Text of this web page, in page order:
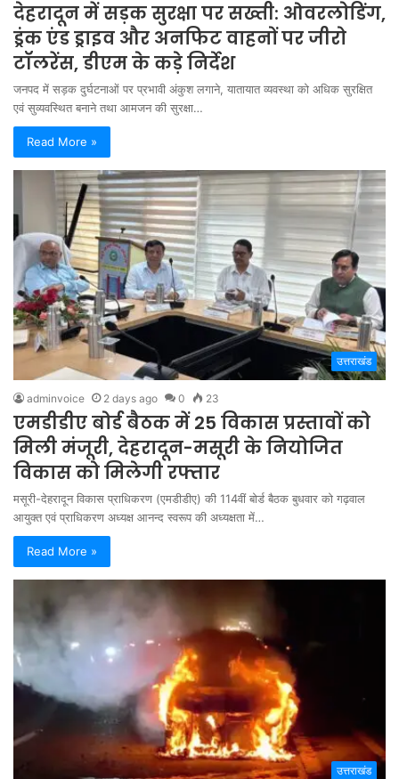
देहरादून में सड़क सुरक्षा पर सख्ती: ओवरलोडिंग,
ड्रंक एंड ड्राइव और अनफिट वाहनों पर जीरो
टॉलरेंस, डीएम के कड़े निर्देश
जनपद में सड़क दुर्घटनाओं पर प्रभावी अंकुश लगाने, यातायात व्यवस्था को अधिक सुरक्षित
एवं सुव्यवस्थित बनाने तथा आमजन की सुरक्षा…
Read More »
उत्तराखंड
adminvoice 2 days ago 0 23
एमडीडीए बोर्ड बैठक में 25 विकास प्रस्तावों को
मिली मंजूरी, देहरादून-मसूरी के नियोजित
विकास को मिलेगी रफ्तार
मसूरी-देहरादून विकास प्राधिकरण (एमडीडीए) की 114वीं बोर्ड बैठक बुधवार को गढ़वाल
आयुक्त एवं प्राधिकरण अध्यक्ष आनन्द स्वरूप की अध्यक्षता में…
Read More »
उत्तराखंड